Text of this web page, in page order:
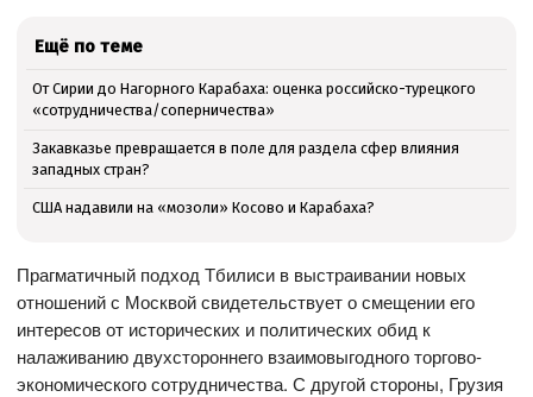
Ещё по теме
От Сирии до Нагорного Карабаха: оценка российско-турецкого
«сотрудничества/соперничества»
Закавказье превращается в поле для раздела сфер влияния
западных стран?
США надавили на «мозоли» Косово и Карабаха?
Прагматичный подход Тбилиси в выстраивании новых
отношений с Москвой свидетельствует о смещении его
интересов от исторических и политических обид к
налаживанию двухстороннего взаимовыгодного торгово-
экономического сотрудничества. С другой стороны, Грузия